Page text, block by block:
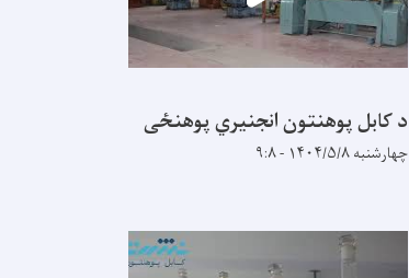
د کابل پوهنتون انجنیري پوهنځی
چهارشنبه ۱۴۰۴/۵/۸ - ۹:۸